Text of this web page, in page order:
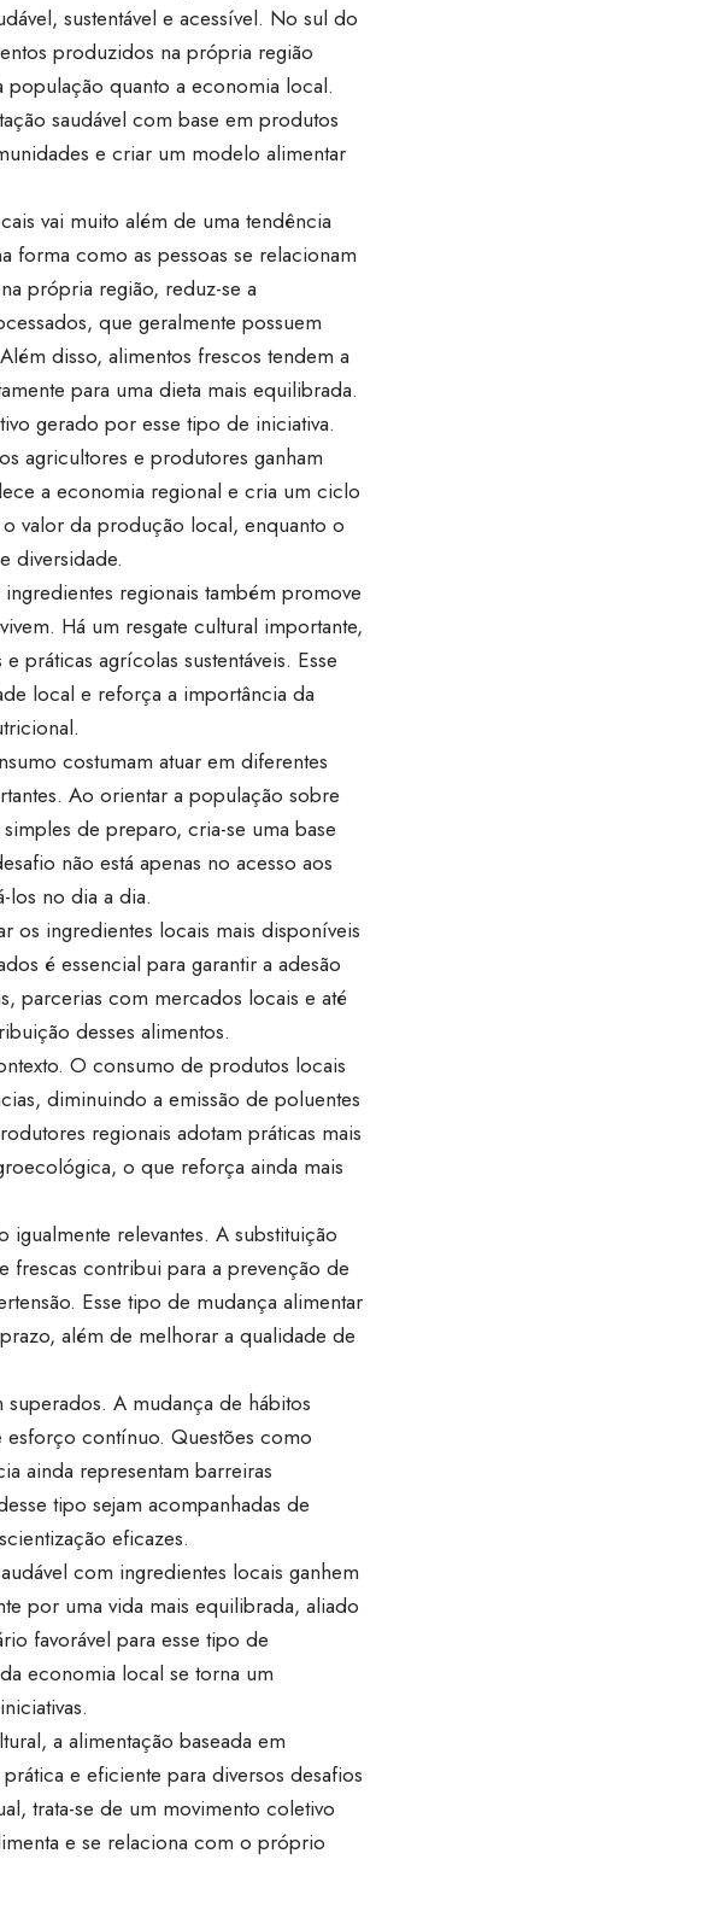
sustentável e acessível. No sul do
produzidos na própria região
população quanto a economia local.
saudável com base em produtos
e criar um modelo alimentar
vai muito além de uma tendência
forma como as pessoas se relacionam
própria região, reduz-se a
que geralmente possuem
disso, alimentos frescos tendem a
para uma dieta mais equilibrada.
gerado por esse tipo de iniciativa.
agricultores e produtores ganham
a economia regional e cria um ciclo
valor da produção local, enquanto o
diversidade.
regionais também promove
Há um resgate cultural importante,
práticas agrícolas sustentáveis. Esse
local e reforça a importância da
costumam atuar em diferentes
Ao orientar a população sobre
de preparo, cria-se uma base
não está apenas no acesso aos
los no dia a dia.
os ingredientes locais mais disponíveis
é essencial para garantir a adesão
parcerias com mercados locais e até
desses alimentos.
O consumo de produtos locais
diminuindo a emissão de poluentes
regionais adotam práticas mais
o que reforça ainda mais
relevantes. A substituição
frescas contribui para a prevenção de
Esse tipo de mudança alimentar
além de melhorar a qualidade de
superados. A mudança de hábitos
esforço contínuo. Questões como
ainda representam barreiras
tipo sejam acompanhadas de
eficazes.
com ingredientes locais ganhem
por uma vida mais equilibrada, aliado
favorável para esse tipo de
economia local se torna um
a alimentação baseada em
e eficiente para diversos desafios
trata-se de um movimento coletivo
e se relaciona com o próprio